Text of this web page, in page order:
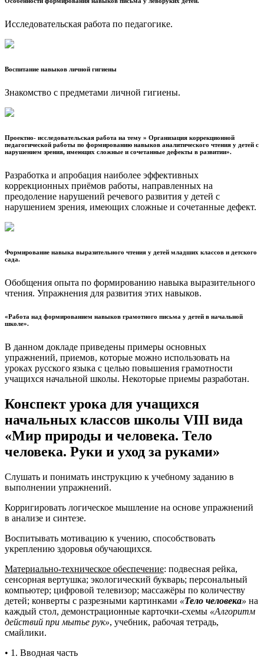
Исследовательская работа по педагогике.
Воспитание навыков личной гигиены
Знакомство с предметами личной гигиены.
Проектно- исследовательская работа на тему » Организация коррекционной
педагогической работы по формированию навыков аналитического чтения у детей с
нарушением зрения, имеющих сложные и сочетанные дефекты в развитии».
Разработка и апробация наиболее эффективных
коррекционных приёмов работы, направленных на
преодоление нарушений речевого развития у детей с
нарушением зрения, имеющих сложные и сочетанные дефект.
Формирование навыка выразительного чтения у детей младших классов и детского
сада.
Обобщения опыта по формированию навыка выразительного
чтения. Упражнения для развития этих навыков.
«Работа над формированием навыков грамотного письма у детей в начальной
школе».
В данном докладе приведены примеры основных
упражнений, приемов, которые можно использовать на
уроках русского языка с целью повышения грамотности
учащихся начальной школы. Некоторые приемы разработан.
Конспект урока для учащихся
начальных классов школы VIII вида
«Мир природы и человека. Тело
человека. Руки и уход за руками»
Слушать и понимать инструкцию к учебному заданию в
выполнении упражнений.
Корригировать логическое мышление на основе упражнений
в анализе и синтезе.
Воспитывать мотивацию к учению, способствовать
укреплению здоровья обучающихся.
Материально-техническое обеспечение: подвесная рейка,
сенсорная вертушка; экологический букварь; персональный
компьютер; цифровой телевизор; массажёры по количеству
детей; конверты с разрезными картинками «Тело человека» на
каждый стол, демонстрационные карточки-схемы «Алгоритм
действий при мытье рук», учебник, рабочая тетрадь,
смайлики.
• 1. Вводная часть